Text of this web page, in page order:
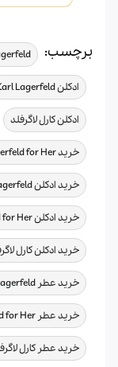
برچسب:
ادکلن Karl Lagerfeld
ادکلن کارل لاگرفلد ,
خرید Karl Lagerfeld Karl Lagerfeld for Her
خرید ادکلن Karl Lagerfeld
خرید ادکلن Karl Lagerfeld Karl Lagerfeld for Her
خرید ادکلن کارل
خرید عطر Karl Lagerfeld
خرید عطر Karl Lagerfeld Karl Lagerfeld for Her
خرید عطر کارل